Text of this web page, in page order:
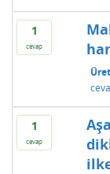
1
cevap
1
cevap